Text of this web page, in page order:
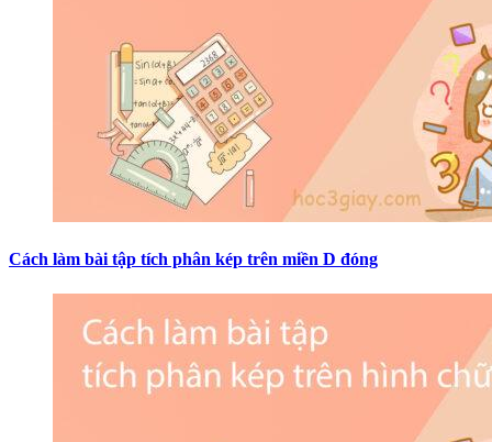
Cách làm bài tập tích phân kép trên miền D đóng